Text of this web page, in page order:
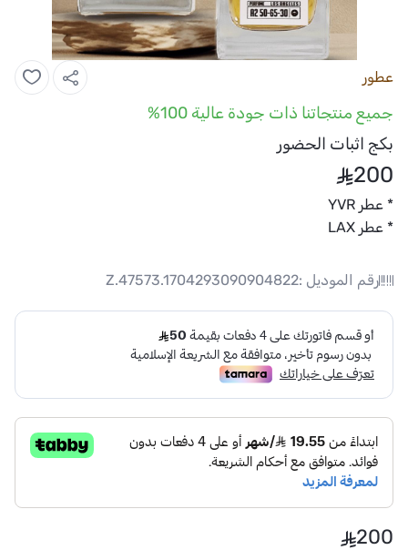
عطور
جميع منتجاتنا ذات جودة عالية 100%
بكج اثبات الحضور
200
* عطر YVR
* عطر LAX
رقم الموديل :Z.47573.1704293090904822
200